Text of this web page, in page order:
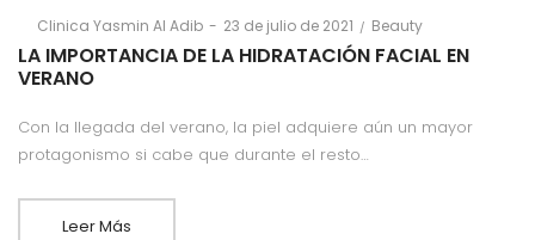
Clinica Yasmin Al Adib
Posted
on
23 de julio de 2021
Posted
in
Beauty
LA IMPORTANCIA DE LA HIDRATACIÓN FACIAL EN
VERANO
Con la llegada del verano, la piel adquiere aún un mayor
protagonismo si cabe que durante el resto…
Leer Más